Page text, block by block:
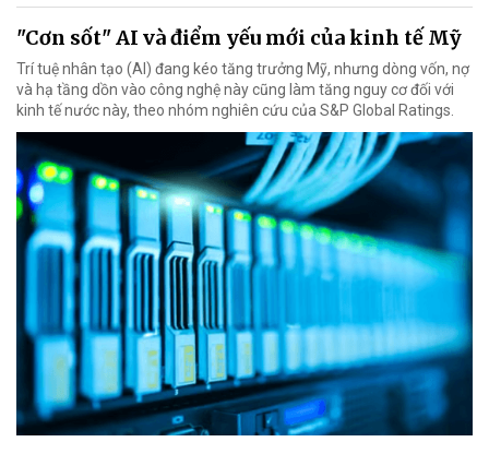
"Cơn sốt" AI và điểm yếu mới của kinh tế Mỹ
Trí tuệ nhân tạo (AI) đang kéo tăng trưởng Mỹ, nhưng dòng vốn, nợ
và hạ tầng dồn vào công nghệ này cũng làm tăng nguy cơ đối với
kinh tế nước này, theo nhóm nghiên cứu của S&P Global Ratings.